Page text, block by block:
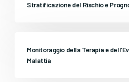
Stratificazione del Rischio e
Monitoraggio della Terapia e
Malattia